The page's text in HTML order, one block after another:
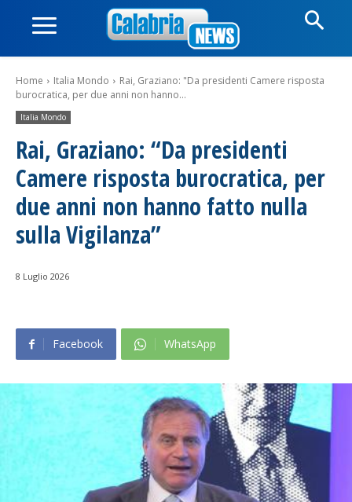
Home Italia Mondo
Rai, Graziano: "Da presidenti Camere risposta
burocratica, per due anni non hanno...
Italia Mondo
Rai, Graziano: “Da presidenti
Camere risposta burocratica, per
due anni non hanno fatto nulla
sulla Vigilanza”
8 Luglio 2026
Facebook WhatsApp